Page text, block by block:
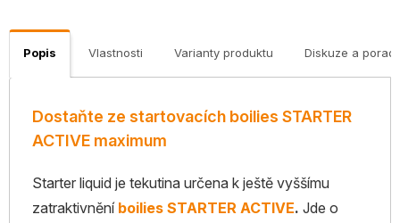
Popis Vlastnosti Varianty produktu Diskuze a
Dostaňte ze startovacích boilies STARTER
ACTIVE maximum
Starter liquid je tekutina určena k ještě vyššímu
zatraktivnění boilies STARTER ACTIVE. Jde o